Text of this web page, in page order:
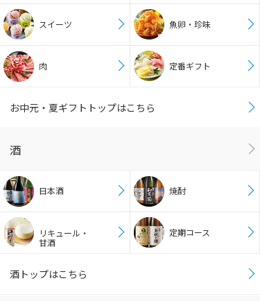
スイーツ 魚卵・珍味
肉 定番ギフト
お中元・夏ギフトトップはこちら
酒
日本酒 焼酎
リキュール・
甘酒
定期コース
酒トップはこちら